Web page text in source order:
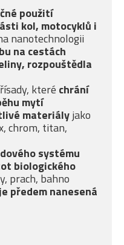
použití
kol, motocyklů i
nanotechnologii
na cestách
rozpouštědla
které chrání
mytí
materiályjako
chrom, titan,
systému
biologického
prach, bahno
předem nanesená